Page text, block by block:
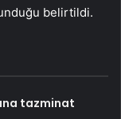
belirtildi.
tazminat